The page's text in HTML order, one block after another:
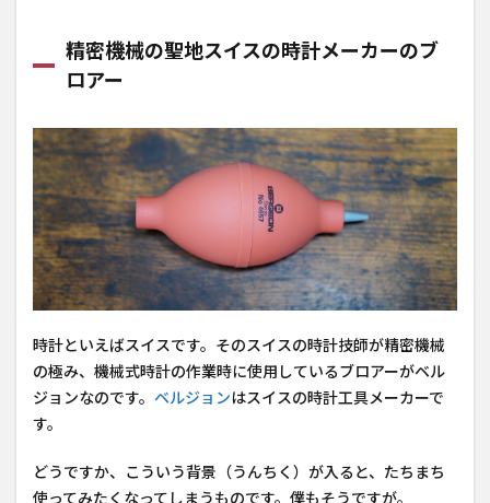
5733
はど
い？
所有
欲を
満た
して
くれ
ロア
ーは
これ
精密機械の聖地スイスの時計メーカーのブ
ロアー
時計といえばスイスです。そのスイスの時計技師が精密機械
の極み、機械式時計の作業時に使用しているブロアーがベル
ジョンなのです。 ベルジョンはスイスの時計工具メーカーで
す。
どうですか、こういう背景（うんちく）が入ると、たちまち
使ってみたくなってしまうものです。僕もそうですが。